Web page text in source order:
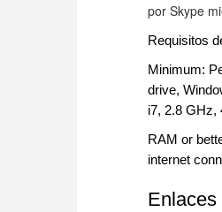
por Skype
Requisitos
Minimum:
drive,
i7, 2.8 GHz,
RAM or
internet
Enlaces